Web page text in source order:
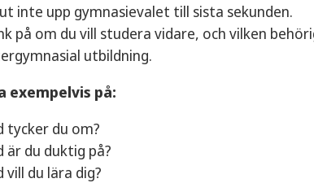
inte upp gymnasievalet till sista sekunden.
på om du vill studera vidare, och vilken
utbildning.
exempelvis på:
tycker du om?
är du duktig på?
vill du lära dig?